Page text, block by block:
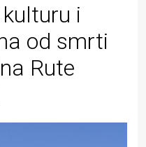
i
od smrti
Rute